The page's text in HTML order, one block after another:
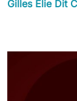
Gilles Elie Dit